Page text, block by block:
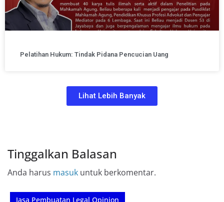
Pelatihan Hukum: Tindak Pidana Pencucian Uang
Lihat Lebih Banyak
Tinggalkan Balasan
Anda harus masuk untuk berkomentar.
Jasa Pembuatan Legal Opinion